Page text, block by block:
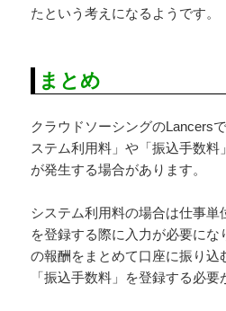
たという考えになるようです。
まとめ
クラウドソーシングのLancers
ステム利用料」や「振込手数料
が発生する場合があります。
システム利用料の場合は仕事単
を登録する際に入力が必要にな
の報酬をまとめて口座に振り込
「振込手数料」を登録する必要